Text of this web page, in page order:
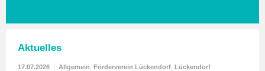
Aktuelles
17.07.2026 | Allgemein Förderverein Lückendorf Lückendorf